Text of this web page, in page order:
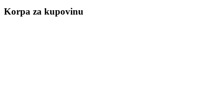
Korpa za kupovinu